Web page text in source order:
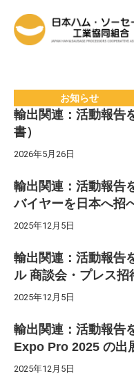
お知らせ
輸出関連：活動報告
書）
2026年5月26日
輸出関連：活動報告
バイヤーを日本へ招
2025年12月5日
輸出関連：活動報告
ル 商談会・プレス招
2025年12月5日
輸出関連：活動報告
Expo Pro 2025 の出
2025年12月5日